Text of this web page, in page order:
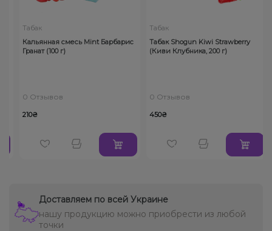
Табак
Кальянная смесь Mint Барбарис
Гранат (100 г)
0 Отзывов
210₴
Табак
Табак Shogun Kiwi Strawberry
(Киви Клубника, 200 г)
0 Отзывов
450₴
Доставляем по всей Украине
нашу продукцию можно приобрести из любой
точки